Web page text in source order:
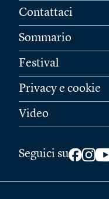
Contattaci
Sommario
Festival
Privacy e cookie
Video
Seguici su